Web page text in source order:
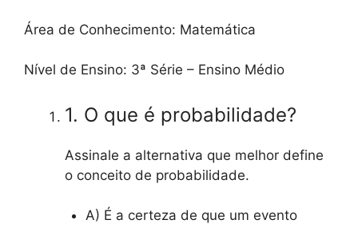
Área de Conhecimento: Matemática
Nível de Ensino: 3ª Série – Ensino Médio
1. O que é probabilidade?
Assinale a alternativa que melhor define
o conceito de probabilidade.
A) É a certeza de que um evento